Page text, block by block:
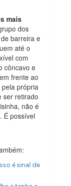
mais
dos
barreira e
até o
com
côncavo e
frente ao
própria
ser retirado
não é
É possível
é sinal de